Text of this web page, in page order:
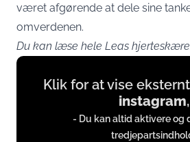
været afgørende at dele sine
omverdenen.
Du kan læse hele Leas
Display
content
instagram.com
Klik for at vise
instagram,
- Du kan altid aktivere og